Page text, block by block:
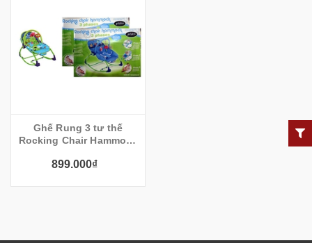
Ghế Rung 3 tư thế
Rocking Chair Hammock
899.000₫